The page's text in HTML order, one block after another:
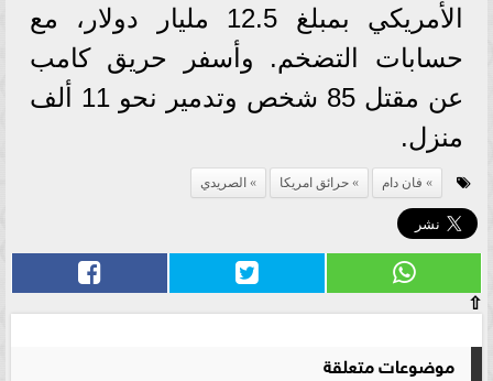
الأمريكي بمبلغ 12.5 مليار دولار، مع
حسابات التضخم. وأسفر حريق كامب
عن مقتل 85 شخص وتدمير نحو 11 ألف
منزل.
فان دام حرائق امريكا الصريدي
⇧
موضوعات متعلقة